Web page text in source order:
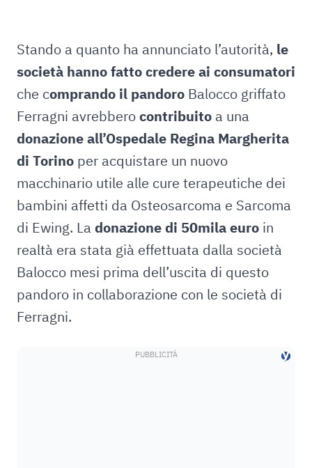
Stando a quanto ha annunciato l’autorità, le
società hanno fatto credere ai consumatori
che comprando il pandoro Balocco griffato
Ferragni avrebberocontribuito a una
donazione all’Ospedale Regina Margherita
di Torino per acquistare un nuovo
macchinario utile alle cure terapeutiche dei
bambini affetti da Osteosarcoma e Sarcoma
di Ewing. La donazione di 50mila euro in
realtà era stata già effettuata dalla società
Balocco mesi prima dell’uscita di questo
pandoro in collaborazione con le società di
Ferragni.